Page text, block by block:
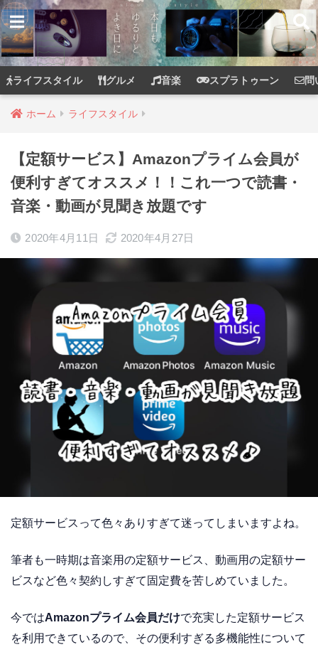
ライフスタイル グルメ 音楽 スプラトゥーン 問
ホーム ライフスタイル
【定額サービス】Amazonプライム会員が
便利すぎてオススメ！！これ一つで読書・
音楽・動画が見聞き放題です
2020年4月11日 2020年4月27日
定額サービスって色々ありすぎて迷ってしまいますよね。
筆者も一時期は音楽用の定額サービス、動画用の定額サー
ビスなど色々契約しすぎて固定費を苦しめていました。
今ではAmazonプライム会員だけで充実した定額サービス
を利用できているので、その便利すぎる多機能性について